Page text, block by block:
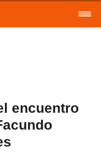
encuentro